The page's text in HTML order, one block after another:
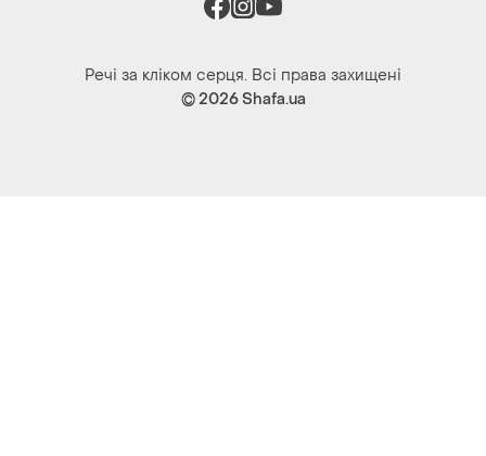
Речі за кліком серця. Всі права захищені
© 2026Shafa.ua